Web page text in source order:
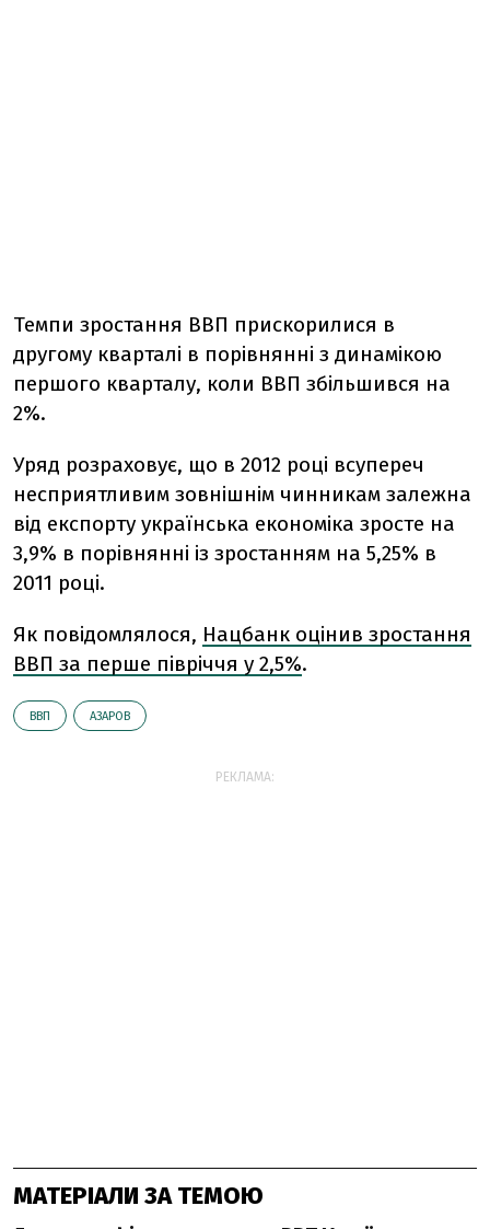
Темпи зростання ВВП прискорилися в
другому кварталі в порівнянні з динамікою
першого кварталу, коли ВВП збільшився на
2%.
Уряд розраховує, що в 2012 році всупереч
несприятливим зовнішнім чинникам залежна
від експорту українська економіка зросте на
3,9% в порівнянні із зростанням на 5,25% в
2011 році.
Як повідомлялося, Нацбанк оцінив зростання
ВВП за перше півріччя у 2,5%.
ВВП АЗАРОВ
РЕКЛАМА:
МАТЕРІАЛИ ЗА ТЕМОЮ